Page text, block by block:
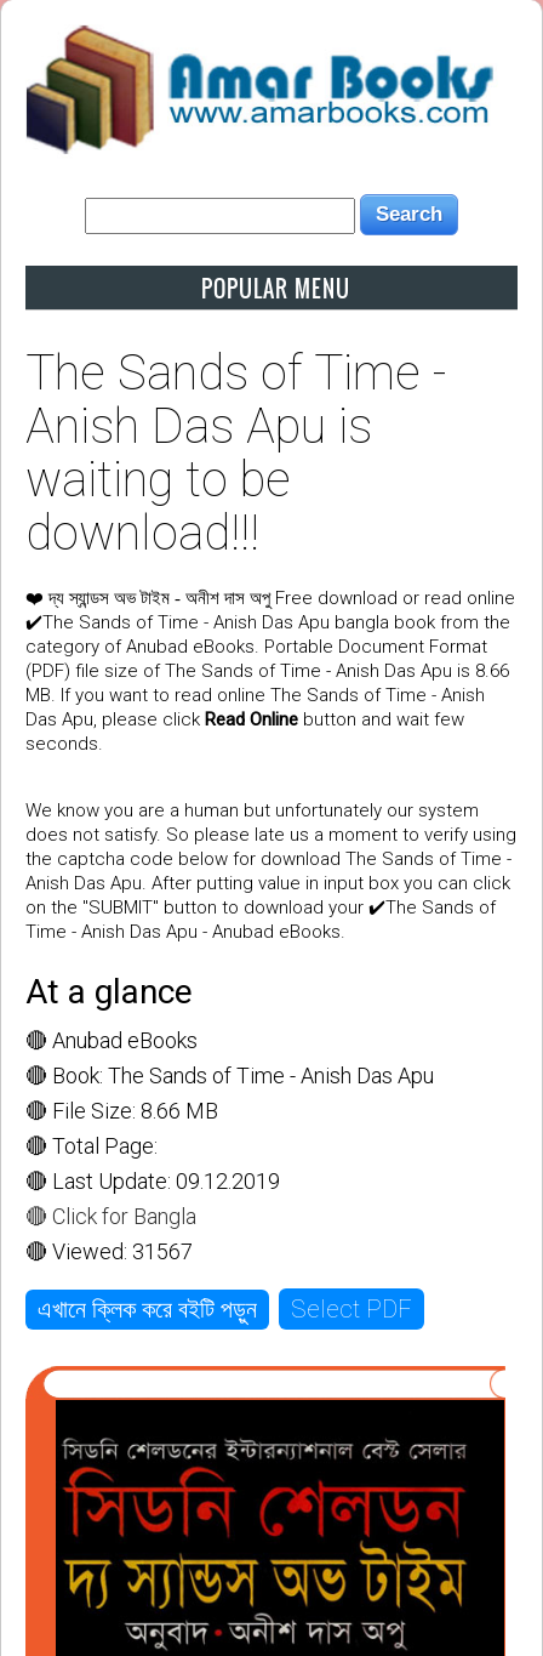
POPULAR MENU
The Sands of Time -
Anish Das Apu is
waiting to be
download!!!
❤️দ্য স্যান্ডস অভ টাইম - অনীশ দাস অপুFree download or read online
✔️The Sands of Time - Anish Das Apu bangla book from the
category of Anubad eBooks. Portable Document Format
(PDF) file size of The Sands of Time - Anish Das Apu is 8.66
MB. If you want to read online The Sands of Time - Anish
Das Apu, please click Read Online button and wait few
seconds.
We know you are a human but unfortunately our system
does not satisfy. So please late us a moment to verify using
the captcha code below for download The Sands of Time -
Anish Das Apu. After putting value in input box you can click
on the "SUBMIT" button to download your ✔️The Sands of
Time - Anish Das Apu - Anubad eBooks.
At a glance
🔴 Anubad eBooks
🔴 Book: The Sands of Time - Anish Das Apu
🔴 File Size: 8.66 MB
🔴 Total Page:
🔴 Last Update: 09.12.2019
🔴 Click for Bangla
🔴 Viewed: 31567
এখানে ক্লিক করে বইটি পড়ুন Select PDF